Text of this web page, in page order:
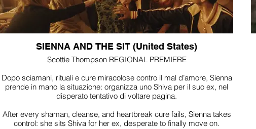
SIENNA AND THE SIT (United States)
Scottie Thompson REGIONAL PREMIERE
Dopo sciamani, rituali e cure miracolose contro il mal d’amore, Sienna
prende in mano la situazione: organizza uno Shiva per il suo ex, nel
disperato tentativo di voltare pagina.
After every shaman, cleanse, and heartbreak cure fails, Sienna takes
control: she sits Shiva for her ex, desperate to finally move on.